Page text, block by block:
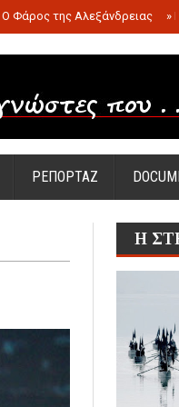
Ο Φάρος της Αλεξάνδρειας »
ΡΕΠΟΡΤΑΖ
Η